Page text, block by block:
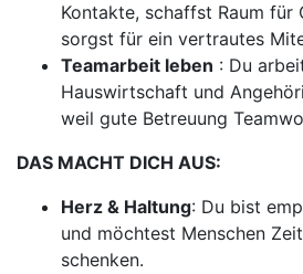
Kontakte, schaffst Raum für
sorgst für ein vertrautes
Teamarbeit leben : Du
Hauswirtschaft und
weil gute Betreuung
DAS MACHT DICH AUS:
Herz & Haltung: Du bist
und möchtest Menschen
schenken.